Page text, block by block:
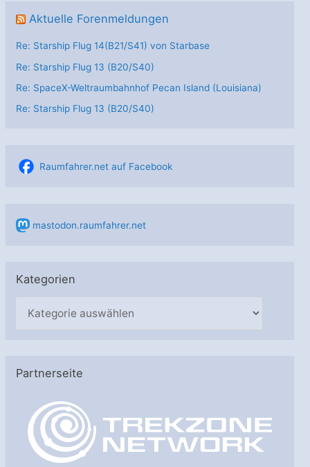
Aktuelle Forenmeldungen
Re: Starship Flug 14(B21/S41) von Starbase
Re: Starship Flug 13 (B20/S40)
Re: SpaceX-Weltraumbahnhof Pecan Island (Louisiana)
Re: Starship Flug 13 (B20/S40)
Raumfahrer.net auf Facebook
mastodon.raumfahrer.net
Kategorien
g
Partnerseite